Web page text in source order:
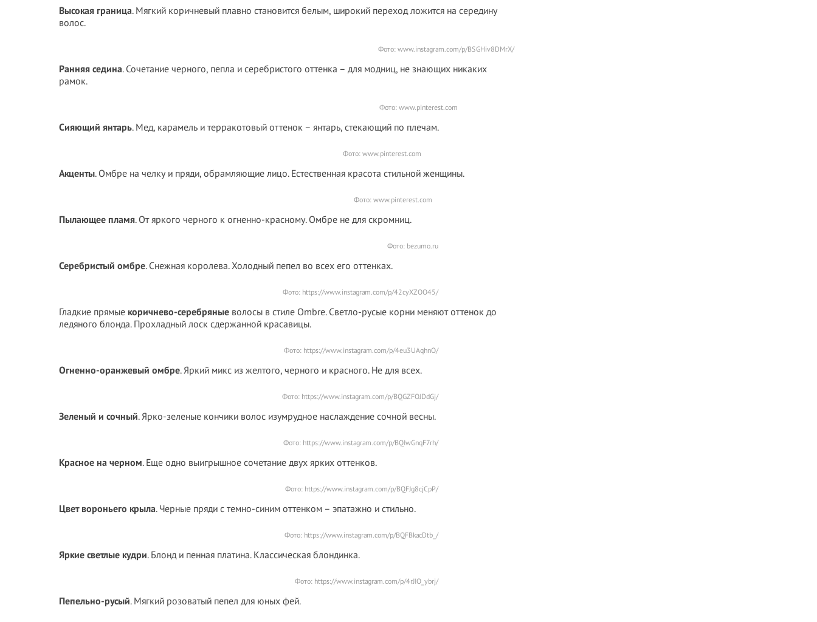
Высокая граница. Мягкий коричневый плавно становится белым, широкий переход ложится на середину
волос.
Фото: www.instagram.com/p/BSGHiv8DMrX/
Ранняя седина. Сочетание черного, пепла и серебристого оттенка – для модниц, не знающих никаких
рамок.
Фото:www.pinterest.com
Сияющий янтарь. Мед, карамель и терракотовый оттенок – янтарь, стекающий по плечам.
Фото: www.pinterest.com
Акценты. Омбре на челку и пряди, обрамляющие лицо. Естественная красота стильной женщины.
Фото:www.pinterest.com
Пылающее пламя. От яркого черного к огненно-красному. Омбре не для скромниц.
Фото: bezumo.ru
Серебристый омбре. Снежная королева. Холодный пепел во всех его оттенках.
Фото: https://www.instagram.com/p/42cyXZOO45/
Гладкие прямые коричнево-серебряные волосы в стиле Ombre. Светло-русые корни меняют оттенок до
ледяного блонда. Прохладный лоск сдержанной красавицы.
Фото: https://www.instagram.com/p/4eu3UAqhnO/
Огненно-оранжевый омбре. Яркий микс из желтого, черного и красного. Не для всех.
Фото: https://www.instagram.com/p/BQGZFOJDdGj/
Зеленый и сочный. Ярко-зеленые кончики волос изумрудное наслаждение сочной весны.
Фото: https://www.instagram.com/p/BQIwGnqF7rh/
Красное на черном. Еще одно выигрышное сочетание двух ярких оттенков.
Фото: https://www.instagram.com/p/BQFJg8cjCpP/
Цвет вороньего крыла. Черные пряди с темно-синим оттенком – эпатажно и стильно.
Фото: https://www.instagram.com/p/BQFBkacDtb_/
Яркие светлые кудри. Блонд и пенная платина. Классическая блондинка.
Фото: https://www.instagram.com/p/4rJIO_ybrj/
Пепельно-русый. Мягкий розоватый пепел для юных фей.